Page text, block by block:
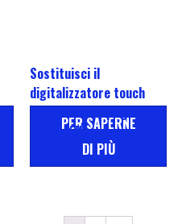
Sostituisci il
digitalizzatore touch
screen del display LCD
Honor X7bPER SAPERNE
DI PIÙ